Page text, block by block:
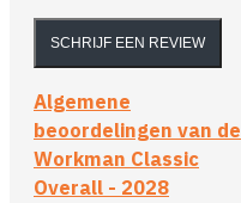
SCHRIJF EEN REVIEW
Algemene
beoordelingen van de
Workman Classic
Overall - 2028